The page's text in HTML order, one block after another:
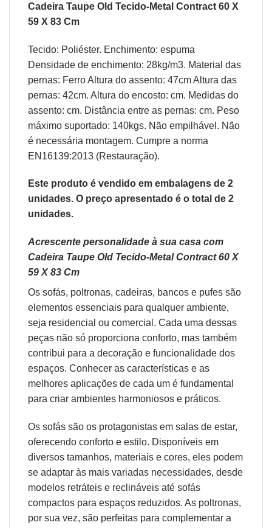
Cadeira Taupe Old Tecido-Metal Contract 60 X
59 X 83 Cm
Tecido: Poliéster. Enchimento: espuma
Densidade de enchimento: 28kg/m3. Material das
pernas: Ferro Altura do assento: 47cm Altura das
pernas: 42cm. Altura do encosto: cm. Medidas do
assento: cm. Distância entre as pernas: cm. Peso
máximo suportado: 140kgs. Não empilhável. Não
é necessária montagem. Cumpre a norma
EN16139:2013 (Restauração).
Este produto é vendido em embalagens de 2
unidades. O preço apresentado é o total de 2
unidades.
Acrescente personalidade à sua casa com
Cadeira Taupe Old Tecido-Metal Contract 60 X
59 X 83 Cm
Os sofás, poltronas, cadeiras, bancos e pufes são
elementos essenciais para qualquer ambiente,
seja residencial ou comercial. Cada uma dessas
peças não só proporciona conforto, mas também
contribui para a decoração e funcionalidade dos
espaços. Conhecer as características e as
melhores aplicações de cada um é fundamental
para criar ambientes harmoniosos e práticos.
Os sofás são os protagonistas em salas de estar,
oferecendo conforto e estilo. Disponíveis em
diversos tamanhos, materiais e cores, eles podem
se adaptar às mais variadas necessidades, desde
modelos retráteis e reclináveis até sofás
compactos para espaços reduzidos. As poltronas,
por sua vez, são perfeitas para complementar a